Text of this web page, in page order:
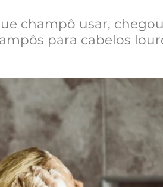
champô usar,
para cabelos